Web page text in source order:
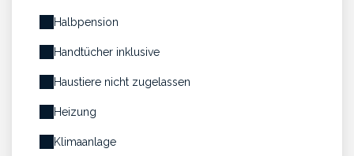
Halbpension
Handtücher inklusive
Haustiere nicht zugelassen
Heizung
Klimaanlage